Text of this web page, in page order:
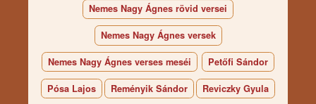
Nemes Nagy Ágnes rövid versei
Nemes Nagy Ágnes versek
Nemes Nagy Ágnes verses meséi Petőfi Sándor
Pósa Lajos Reményik Sándor Reviczky Gyula